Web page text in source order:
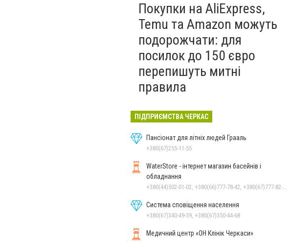
Покупки на AliExpress,
Temu та Amazon можуть
подорожчати: для
посилок до 150 євро
перепишуть митні
правила
ПІДПРИЄМСТВА ЧЕРКАС
Пансіонат для літніх людей Грааль
+380(67)255-11-55
WaterStore - інтернет магазин басейнів і
обладнання
+380(44)502-01-02, +380(66)777-78-42, +380(67)777-82-19, +380(67)890-80-80, +380(73)890-80-80, +380(44)502-01-03
Система сповіщення населення
+380(67)340-49-59, +380(67)350-44-68
Медичний центр «ОН Клінік Черкаси»